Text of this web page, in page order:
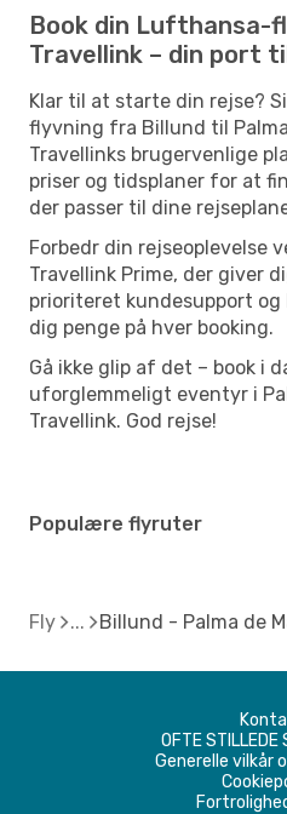
Book din Lufthansa-
Travellink – din port
Klar til at starte din rejse?
flyvning fra Billund til
Travellinks brugervenlige
priser og tidsplaner for at
der passer til dine
Forbedr din rejseoplevelse
Travellink Prime, der giver
prioriteret kundesupport og
dig penge på hver booking.
Gå ikke glip af det – book i
uforglemmeligt eventyr i
Travellink. God rejse!
Populære flyruter
Fly Billund - Palma de
OFTE STILLEDE
Generelle vilkår